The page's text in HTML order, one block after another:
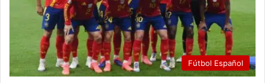
Fútbol Español